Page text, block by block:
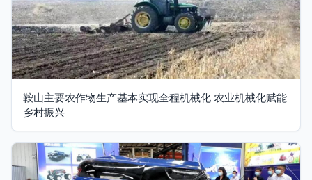
鞍山主要农作物生产基本实现全程机械化 农业机械化赋能
乡村振兴